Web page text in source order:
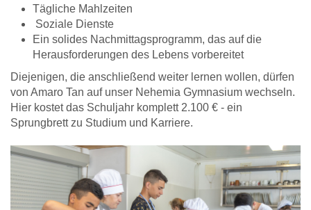
Tägliche Mahlzeiten
Soziale Dienste
Ein solides Nachmittagsprogramm, das auf die
Herausforderungen des Lebens vorbereitet
Diejenigen, die anschließend weiter lernen wollen, dürfen
von Amaro Tan auf unser Nehemia Gymnasium wechseln.
Hier kostet das Schuljahr komplett 2.100 € - ein
Sprungbrett zu Studium und Karriere.